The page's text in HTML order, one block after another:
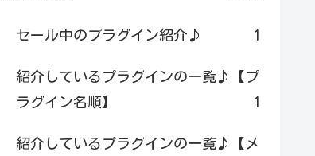
セール中のプラグイン紹介♪ 1
紹介しているプラグインの一覧♪【プ
ラグイン名順】
1
紹介しているプラグインの一覧♪【メ